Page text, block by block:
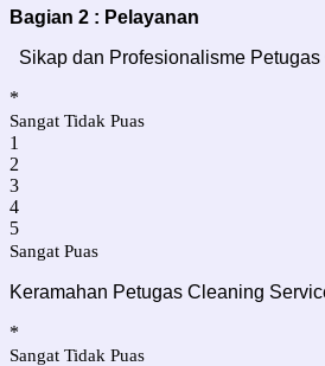
Bagian 2 : Pelayanan
Sikap dan Profesionalisme
*
Sangat Tidak Puas
1
2
3
4
5
Sangat Puas
Keramahan Petugas Cleaning
*
Sangat Tidak Puas